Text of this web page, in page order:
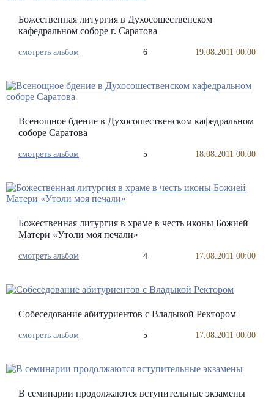
Божественная литургия в Духосошественском
кафедральном соборе г. Саратова
смотреть альбом 6 19.08.2011 00:00
Всенощное бдение в Духосошественском кафедральном
соборе Саратова
смотреть альбом 5 18.08.2011 00:00
Божественная литургия в храме в честь иконы Божией
Матери «Утоли моя печали»
смотреть альбом 4 17.08.2011 00:00
Собеседование абитуриентов с Владыкой Ректором
смотреть альбом 5 17.08.2011 00:00
В семинарии продолжаются вступительные экзамены